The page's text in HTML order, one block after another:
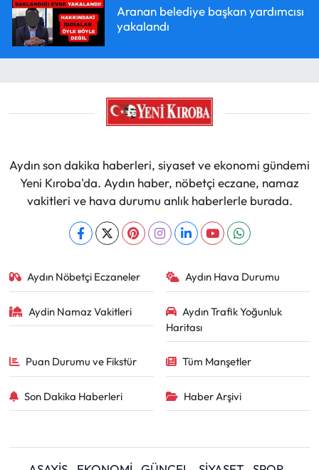
Aranan belediye başkan yardımcısı
yakalandı
Aydın son dakika haberleri, siyaset ve ekonomi gündemi
Yeni Kıroba'da. Aydın haber, nöbetçi eczane, namaz
vakitleri ve hava durumu anlık haberlerle burada.
Aydın Nöbetçi Eczaneler Aydın Hava Durumu
Aydin Namaz Vakitleri
Aydın Trafik Yoğunluk
Haritası
Puan Durumu ve Fikstür Tüm Manşetler
Son Dakika Haberleri Haber Arşivi